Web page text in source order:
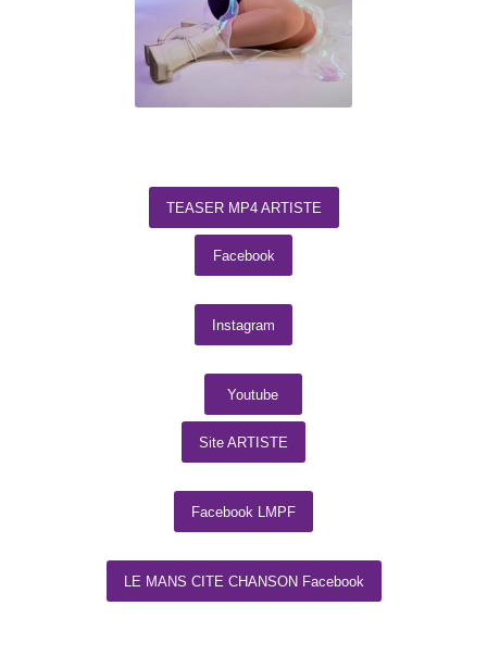
TEASER MP4 ARTISTE
Facebook
Instagram
Youtube
Site ARTISTE
Facebook LMPF
LE MANS CITE CHANSON Facebook